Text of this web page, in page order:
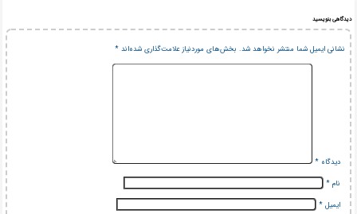
دیدگاهی بنویسید
نشانی ایمیل شما منتشر نخواهد شد. بخش‌های موردنیاز علامت‌گذاری شده‌اند*
دیدگاه*
نام*
ایمیل*